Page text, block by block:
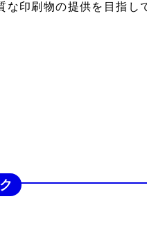
印刷物の提供を目指し